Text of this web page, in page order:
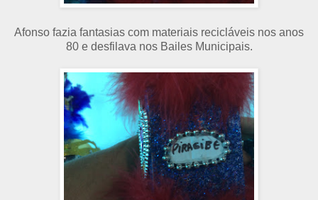
Afonso fazia fantasias com materiais recicláveis nos anos
80 e desfilava nos Bailes Municipais.